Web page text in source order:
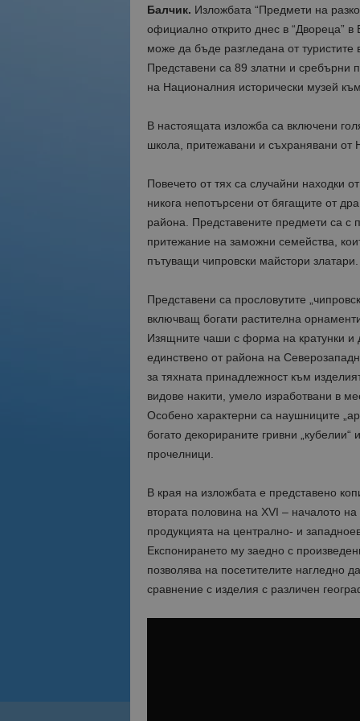
Балчик. Изложбата “Предмети на
официално открито днес в “Двореца”
може да бъде разгледана от туристите
Представени са 89 златни и
на Националния исторически музей
В настоящата изложба са включени
школа, притежавани и съхранявани от
Повечето от тях са случайни находки
никога непотърсени от бягащите от
района. Представените предмети са с
притежание на заможни семейства,
пътуващи чипровски майстори златари.
Представени са прословутите
включващ богати растителна
Изящните чаши с форма на кратунки и
единствено от района на
за тяхната принадлежност към
видове накити, умело изработвани в
Особено характерни са наушниците
богато декорираните гривни
прочелници.
В края на изложбата е представено
втората половина на XVI – началото
продукцията на централно- и
Експонирането му заедно с
позволява на посетителите нагледно
сравнение с изделия с различен